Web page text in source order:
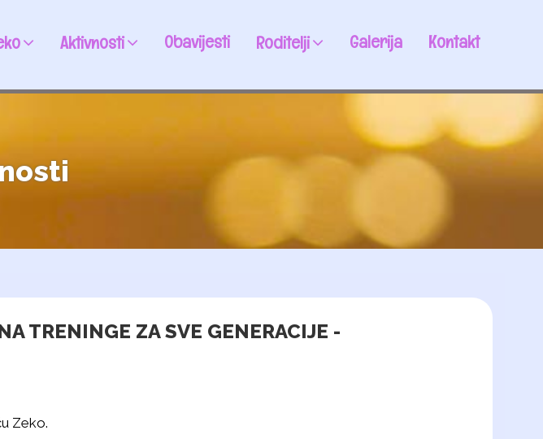
Aktivnosti Obavijesti Roditelji Galerija Kontakt
TRENINGE ZA SVE GENERACIJE -
Zeko.